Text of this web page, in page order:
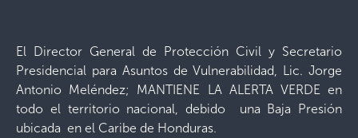
El Director General de Protección Civil y Secretario
Presidencial para Asuntos de Vulnerabilidad, Lic. Jorge
Antonio Meléndez; MANTIENE LA ALERTA VERDE en
todo el territorio nacional, debido una Baja Presión
ubicada en el Caribe de Honduras.